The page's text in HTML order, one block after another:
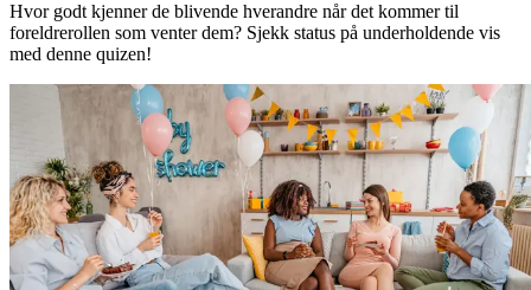
Hvor godt kjenner de blivende hverandre når det kommer til
foreldrerollen som venter dem? Sjekk status på underholdende vis
med denne quizen!